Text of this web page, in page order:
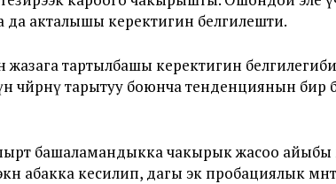
акталышы керектигин белгилешти.
жазага тартылбашы керектигин
тарытуу боюнча тенденциянын бир
башаламандыкка чакырык жасоо
абакка кесилип, дагы экөө пробациялык